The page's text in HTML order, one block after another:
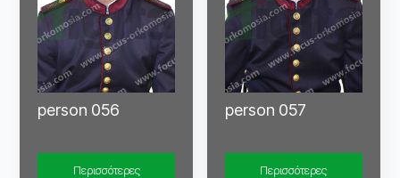
person 056
Περισσότερες
person 057
Περισσότερες